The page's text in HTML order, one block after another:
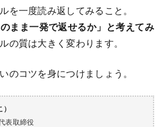
を一度読み返してみること。
のまま一発で返せるか」と考えてみ
の質は大きく変わります。
のコツを身につけましょう。
表取締役